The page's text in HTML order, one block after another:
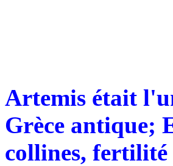
Artemis était
Grèce antique;
collines, fertilité